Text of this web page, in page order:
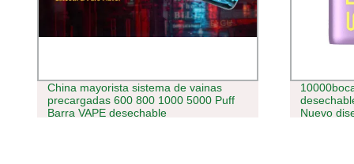
China mayorista sistema de vainas
precargadas 600 800 1000 5000 Puff
Barra VAPE desechable
Nuevo